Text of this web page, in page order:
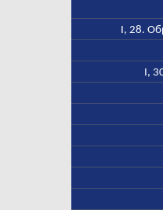
I, 28.
I,